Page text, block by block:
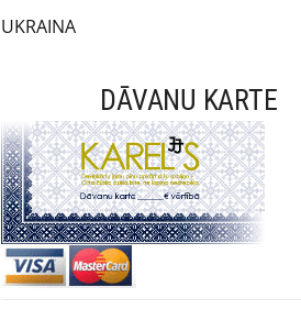
UKRAINA
DĀVANU KARTE